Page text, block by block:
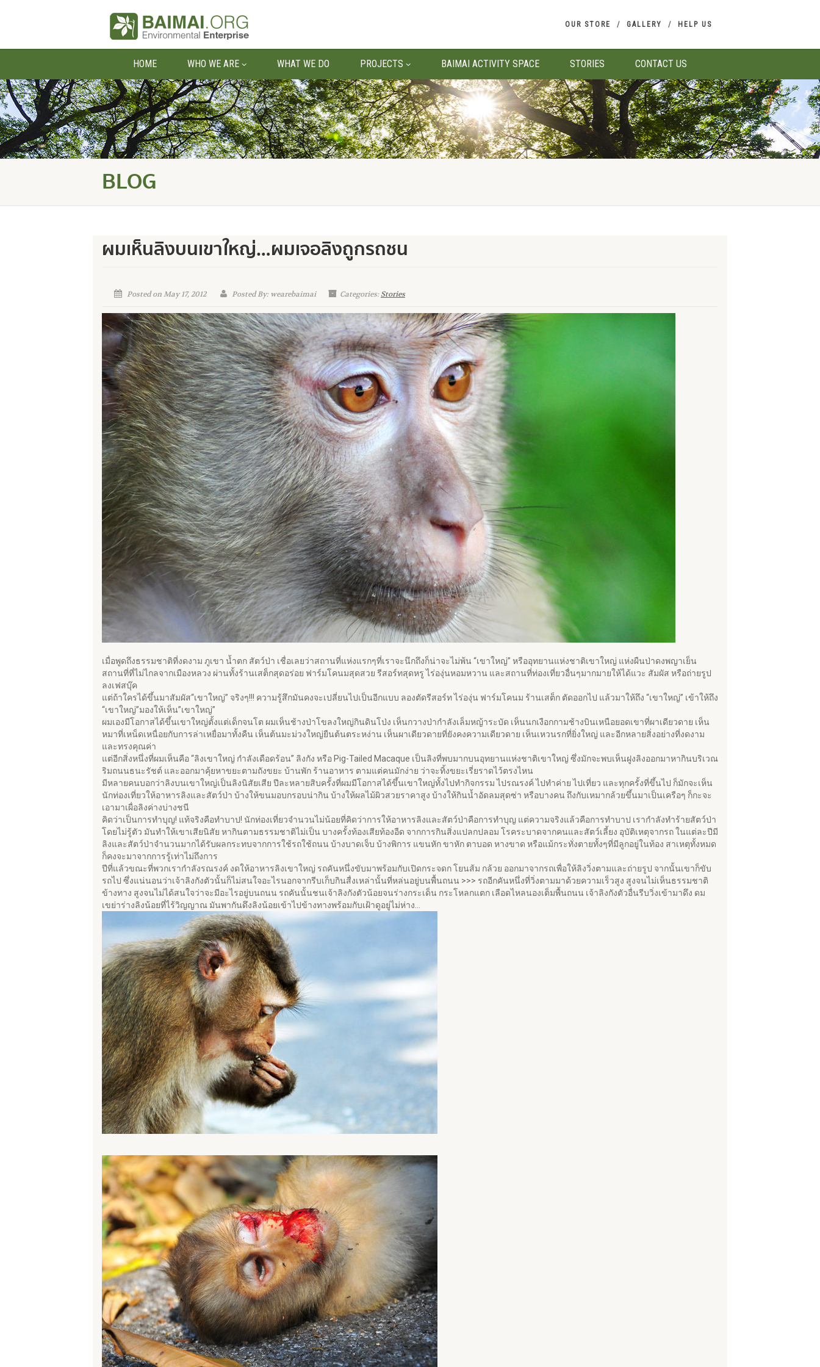
OUR STORE GALLERY HELP US
HOME WHO WE ARE WHAT WE DO PROJECTS BAIMAI ACTIVITY SPACE STORIES CONTACT US
BLOG
ผมเห็นลิงบนเขาใหญ่…ผมเจอลิงถูกรถชน
Posted on May 17, 2012 Posted By: wearebaimai Categories:Stories
เมื่อพูดถึงธรรมชาติที่งดงาม ภูเขา น้ำตก สัตว์ป่า เชื่อเลยว่าสถานที่แห่งแรกๆที่เราจะนึกถึงก็น่าจะไม่พ้น “เขาใหญ่” หรืออุทยานแห่งชาติเขาใหญ่ แห่งผืนป่าดงพญาเย็น
สถานที่ที่ไม่ไกลจากเมืองหลวง ผ่านทั้งร้านเสต็กสุดอร่อย ฟาร์มโคนมสุดสวย รีสอร์ทสุดหรู ไร่องุ่นหอมหวาน และสถานที่ท่องเที่ยวอื่นๆมากมายให้ได้แวะ สัมผัส หรือถ่ายรูป
ลงเฟสบุ๊ค
แต่ถ้าใครได้ขึ้นมาสัมผัส“เขาใหญ่” จริงๆ!!! ความรู้สึกมันคงจะเปลี่ยนไปเป็นอีกแบบ ลองตัดรีสอร์ท ไร่องุ่น ฟาร์มโคนม ร้านเสต็ก ตัดออกไป แล้วมาให้ถึง “เขาใหญ่” เข้าให้ถึง
“เขาใหญ่”มองให้เห็น”เขาใหญ่”
ผมเองมีโอกาสได้ขึ้นเขาใหญ่ตั้งแต่เด็กจนโต ผมเห็นช้างป่าโขลงใหญ่กินดินโป่ง เห็นกวางป่ากำลังเล็มหญ้าระบัด เห็นนกเงือกกามช้างบินเหนือยอดเขาที่ผาเดียวดาย เห็น
หมาที่เหน็ดเหนื่อยกับการล่าเหยื่อมาทั้งคืน เห็นต้นมะม่วงใหญ่ยืนต้นตระหง่าน เห็นผาเดียวดายที่ยังคงความเดียวดาย เห็นเหวนรกที่ยิ่งใหญ่ และอีกหลายสิ่งอย่างที่งดงาม
และทรงคุณค่า
แต่อีกสิ่งหนึ่งที่ผมเห็นคือ “ลิงเขาใหญ่ กำลังเดือดร้อน” ลิงกัง หรือ Pig-Tailed Macaque เป็นลิงที่พบมากบนอุทยานแห่งชาติเขาใหญ่ ซึ่งมักจะพบเห็นฝูงลิงออกมาหากินบริเวณ
ริมถนนธนะรัชต์ และออกมาคุ้ยหาขยะตามถังขยะ บ้านพัก ร้านอาหาร ตามแต่คนมักง่าย ว่าจะทิ้งขยะเรี่ยราดไว้ตรงไหน
มีหลายคนบอกว่าลิงบนเขาใหญ่เป็นลิงนิสัยเสีย ปีละหลายสิบครั้งที่ผมมีโอกาสได้ขึ้นเขาใหญ่ทั้งไปทำกิจกรรม ไปรณรงค์ ไปทำค่าย ไปเที่ยว และทุกครั้งที่ขึ้นไป ก็มักจะเห็น
นักท่องเที่ยวให้อาหารลิงและสัตว์ป่า บ้างให้ขนมอบกรอบน่ากิน บ้างให้ผลไม้ผิวสวยราคาสูง บ้างให้กินน้ำอัดลมสุดซ่า หรือบางคน ถึงกับเหมากล้วยขึ้นมาเป็นเครือๆ ก็กะจะ
เอามาเผื่อลิงค่างบ่างชนี
คิดว่าเป็นการทำบุญ! แท้จริงคือทำบาป! นักท่องเที่ยวจำนวนไม่น้อยที่คิดว่าการให้อาหารลิงและสัตว์ป่าคือการทำบุญ แต่ความจริงแล้วคือการทำบาป เรากำลังทำร้ายสัตว์ป่า
โดยไม่รู้ตัว มันทำให้เขาเสียนิสัย หากินตามธรรมชาติไม่เป็น บางครั้งท้องเสียท้องอืด จากการกินสิ่งแปลกปลอม โรคระบาดจากคนและสัตว์เลี้ยง อุบัติเหตุจากรถ ในแต่ละปีมี
ลิงและสัตว์ป่าจำนวนมากได้รับผลกระทบจากการใช้รถใช้ถนน บ้างบาดเจ็บ บ้างพิการ แขนหัก ขาหัก ตาบอด หางขาด หรือแม้กระทั่งตายทั้งๆที่มีลูกอยู่ในท้อง สาเหตุทั้งหมด
ก็คงจะมาจากการรู้เท่าไม่ถึงการ
ปีที่แล้วขณะที่พวกเรากำลังรณรงค์ งดให้อาหารลิงเขาใหญ่ รถคันหนึ่งขับมาพร้อมกับเปิดกระจดก โยนส้ม กล้วย ออกมาจากรถเพื่อให้ลิงวิ่งตามและถ่ายรูป จากนั้นเขาก็ขับ
รถไป ซึ่งแน่นอนว่าเจ้าลิงกังตัวนั้นก็ไม่สนใจอะไรนอกจากรีบเก็บกินสื่งเหล่านั้นที่หล่นอยู่บนพื้นถนน >>> รถอีกคันหนึ่งที่วิ่งตามมาด้วยความเร็วสูง สูงจนไม่เห็นธรรมชาติ
ข้างทาง สูงจนไม่ได้สนใจว่าจะมีอะไรอยู่บนถนน รถคันนั้นชนเจ้าลิงกังตัวน้อยจนร่างกระเด็น กระโหลกแตก เลือดไหลนองเต็มพื้นถนน เจ้าลิงกังตัวอื่นรีบวิ่งเข้ามาดึง ดม
เขย่าร่างลิงน้อยที่ไร้วิญญาณ มันพากันดึงลิงน้อยเข้าไปข้างทางพร้อมกับเฝ้าดูอยู่ไม่ห่าง…